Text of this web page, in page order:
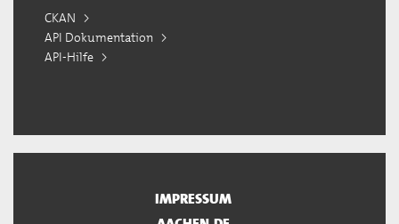
CKAN
API Dokumentation
API-Hilfe
IMPRESSUM